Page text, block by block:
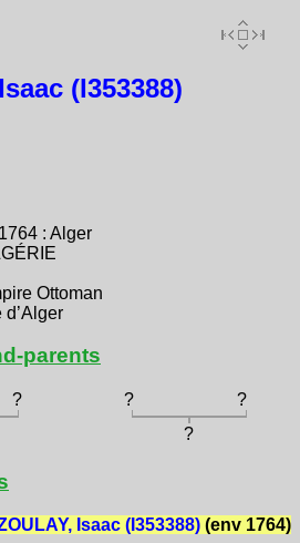
(I353388)
: Alger
Ottoman
parents
? ?
?
?
Isaac (I353388)(env 1764)